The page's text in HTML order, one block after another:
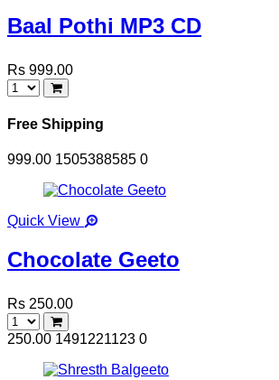
Baal Pothi MP3 CD
Rs 999.00
Free Shipping
999.00 1505388585 0
Quick View
Chocolate Geeto
Rs 250.00
250.00 1491221123 0